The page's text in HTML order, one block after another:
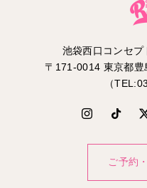
池袋西口コンセプ
〒171-0014 東京都
（
ご予約